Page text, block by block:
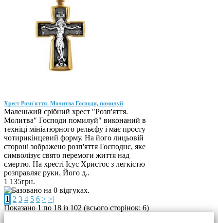
Хрест Розп'яття. Молитва Господи, помилуй
Маленький срібний хрест "Розп'яття.
Молитва" Господи помилуй" виконаний в
техніці мініатюрного рельєфу і має просту
чотирикінцевий форму. На його лицьовій
стороні зображено розп'яття Господнє, яке
символізує свято перемоги життя над
смертю. На хресті Ісус Христос з легкістю
розправляє руки, Його д..
1 135грн.
1 2 3 4 5 6 > >|
Показано 1 по 18 із 102 (всього сторінок: 6)